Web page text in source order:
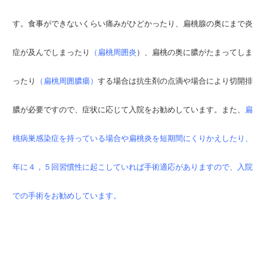
す。食事ができないくらい痛みがひどかったり、扁桃腺の奥にまで炎
症が及んでしまったり （扁桃周囲炎 ）、扁桃の奥に膿がたまってしま
ったり （扁桃周囲膿瘍） する場合は抗生剤の点滴や場合により切開排
膿が必要ですので、症状に応じて入院をお勧めしています。また、 扁
桃病巣感染症を持っている場合や扁桃炎を短期間にくりかえしたり、
年に４，５回習慣性に起こしていれば手術適応がありますので、入院
での手術をお勧めしています。